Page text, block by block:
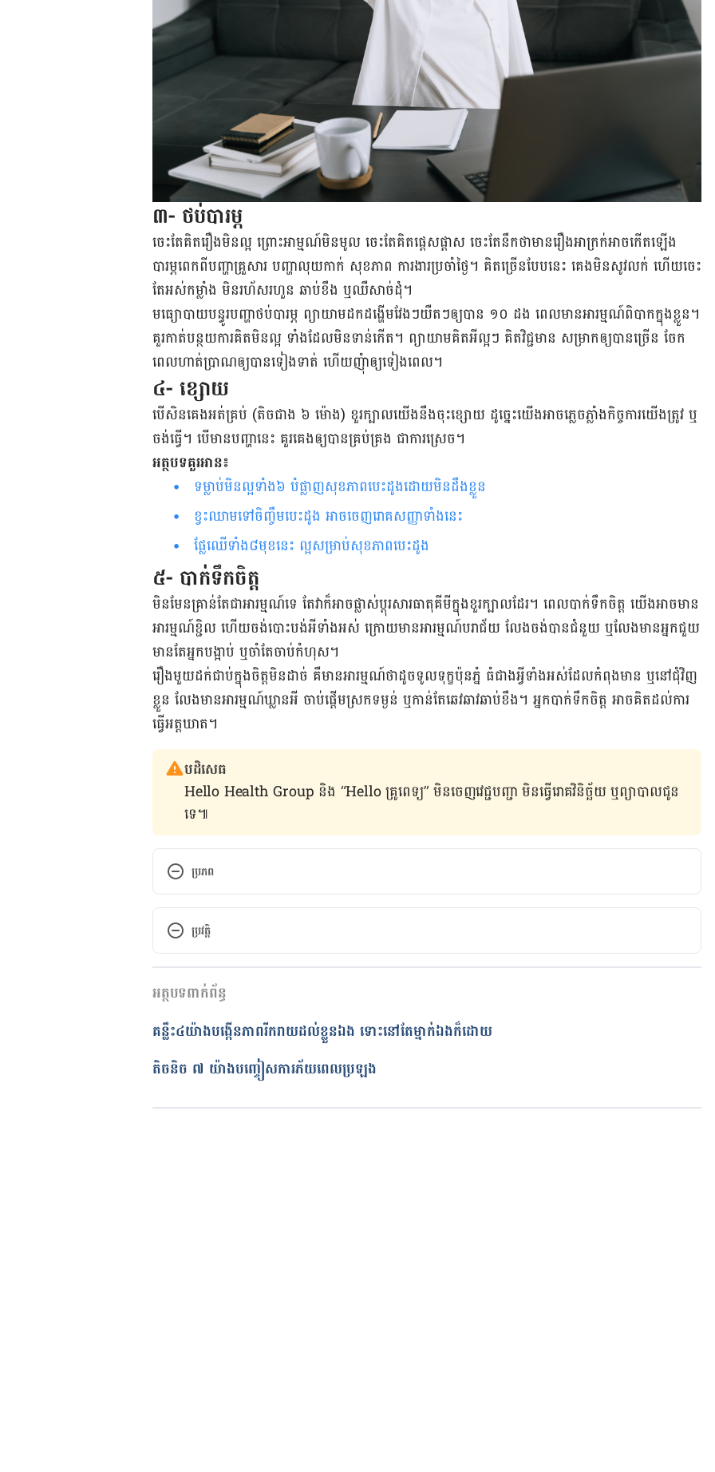
៣- ថប់បារម្ភ
ចេះ​តែ​គិត​រឿង​មិន​ល្អ ព្រោះ​អាម្មណ៍​មិន​មូល ចេះ​តែ​គិត​ផ្ដេសផ្ដាស​ ចេះ​តែ​នឹក​ថាមាន​រឿង​អាក្រក់​អាច​កើត​ឡើង
បារម្ភ​ពេក​ពី​បញ្ហា​​គ្រួសារ ​បញ្ហា​លុយកាក់ សុខភាព ​ការងារ​ប្រចាំថ្ងៃ។ គិត​ច្រើន​បែប​នេះ គេង​មិន​សូវ​លក់ ហើយ​ចេះ​
តែ​អស់​កម្លាំង មិន​រហ័សរហួន​ ឆាប់ខឹង ឬ​ឈឺ​​សាច់ដុំ។
មធ្យោបាយ​​បន្ធូរ​​បញ្ហា​ថប់​បារម្ភ​ ព្យាយាម​​ដក​ដង្ហើម​វែងៗយឺតៗឲ្យ​បាន ​១០ ដង ពេល​មាន​អារម្មណ៍​ពិបាក​ក្នុង​ខ្លួន​។
គួរ​កាត់​បន្ថយ​ការ​គិត​មិនល្អ ទាំង​ដែល​មិនទាន់​កើត។ ព្យាយាម​គិត​អី​ល្អៗ គិត​វិជ្ជមាន​ សម្រាក​ឲ្យ​បាន​ច្រើន ​ចែក​
ពេល​ហាត់ប្រាណ​ឲ្យ​បាន​ទៀងទាត់ ​ហើយ​​ញុំាឲ្យ​ទៀង​ពេល។
៤- ខ្សោយ
បើសិនគេងអត់គ្រប់ (តិចជាង ៦ ម៉ោង) ខួរក្បាលយើងនឹងចុះខ្សោយ ដូច្នេះយើងអាចភ្លេចភ្លាំងកិច្ចការយើងត្រូវ ឬ
ចង់ធ្វើ។ បើមានបញ្ហានេះ គួរគេងឲ្យបានគ្រប់គ្រង​ ជាការស្រេច។
អត្ថបទគួរអាន៖
ទម្លាប់​មិន​ល្អ​ទាំង​៦​ បំផ្លាញ​សុខភាព​បេះដូង​​ដោយ​មិន​ដឹង​ខ្លួន​​​​​​​​​​​​​​​​​​​​​​​​​​​​​​​​​​​​​​​​​​​​​​​​​​​​​​​​​​​​
ខ្វះ​​ឈាម​​ទៅ​ចិញ្ចឹម​បេះដូង អាច​ចេញ​រោគសញ្ញា​ទាំង​នេះ​​​​​​​​​​​​​​​​​​​​​​​​​​​​​​​​​​​​​​​​​​​​​​​​​​​​​​​​​​​
ផ្លែ​ឈើ​ទាំង​៨​មុខ​នេះ ល្អ​សម្រាប់​សុខភាពបេះដូង
៥- បាក់ទឹកចិត្ត
មិនមែន​គ្រាន់​តែ​ជាអារម្មណ៍​ទេ តែវា​ក៏​អាច​ផ្លាស់ប្តុរសារធាតុគីមីក្នុងខួរក្បាលដែរ។ ពេល​បាក់​ទឹកចិត្ត យើង​អាច​​មាន
អារម្មណ៍​ខ្ជិល ហើយ​ចង់​បោះបង់​អី​ទាំង​អស់ ក្រោយ​មាន​អារម្មណ៍​បរាជ័យ​ ​​លែង​ចង់​បាន​ជំនួយ ឬ​លែង​មាន​អ្នក​ជួយ
មាន​តែ​អ្នក​បង្អាប់ ឬ​ចាំ​តែ​​ចាប់កំហុស។
រឿង​មួយ​ដក់​ជាប់​ក្នុង​ចិត្ត​មិន​ដាច់ ​គឺ​មានអារម្មណ៍​ថា​ដូច​ទូល​ទុក្ខ​ប៉ុន​ភ្នំ ធំ​ជាង​អ្វី​ទាំង​អស់​ដែល​កំពុង​មាន ឬ​នៅ​ជុំវិញ​
ខ្លួន លែង​មាន​​អារម្មណ៍​ឃ្លាន​អី ចាប់ផ្តើម​ស្រក​ទម្ងន់ ឬ​កាន់​តែ​ឆេវឆាវ​ឆាប់ខឹង។ អ្នកបាក់ទឹក​ចិត្ត​ ​អាច​គិត​ដល់​ការ
ធ្វើអត្តឃាត។
បដិសេធ
Hello Health Group និង “Hello គ្រូពេទ្យ” មិន​ចេញ​វេជ្ជបញ្ជា មិន​ធ្វើ​រោគវិនិច្ឆ័យ ឬ​ព្យាបាល​ជូន​
ទេ៕
ប្រភព
Why Do I Waste So Much Time. http://www.webmd.com/add-adhd/why-do-i-waste-
time#1. Accessed June 8, 2017
ប្រវត្តិ
កំណែ​ប្រែបច្ចុប្បន្ន
26/01/2023
អត្ថបទ​ដោយ
Khlaut Rithy
ត្រួតពិនិត្យដោយ វេជ្ជ. ចាន់ ស៊ីណេត
បច្ចុប្បន្នភាពដោយ៖
ទូច សុខា
អត្ថបទពាក់ព័ន្ធ
គន្លឹះ៤យ៉ាងបង្កើនភាពរីករាយដល់ខ្លួនឯង ទោះនៅតែម្នាក់ឯងក៏ដោយ​​​​​​​​​​​​​​​​​​​​​​​​​​​​​​​​​
តិចនិច ៧ យ៉ាងបញ្ចៀសការភ័យពេលប្រឡង